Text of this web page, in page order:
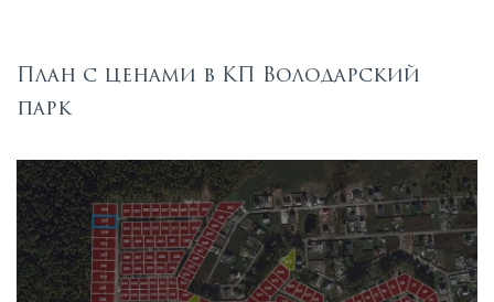
План с ценами в КП Володарский
парк